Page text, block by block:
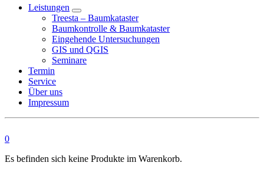
Leistungen
Treesta – Baumkataster
Baumkontrolle & Baumkataster
Eingehende Untersuchungen
GIS und QGIS
Seminare
Termin
Service
Über uns
Impressum
0
Es befinden sich keine Produkte im Warenkorb.